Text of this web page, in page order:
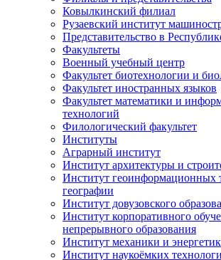
Ковылкинский филиал
Рузаевский институт
Представительство в
Факультеты
Военный учебный центр
Факультет биотехнологии и
Факультет иностранных языков
Факультет математики и
технологий
Филологический факультет
Институты
Аграрный институт
Институт архитектуры и
Институт геоинформационных
географии
Институт довузовского
Институт корпоративного
непрерывного образования
Институт механики и
Институт наукоёмких